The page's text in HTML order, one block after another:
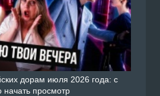
дорам июля 2026 года: с
начать просмотр